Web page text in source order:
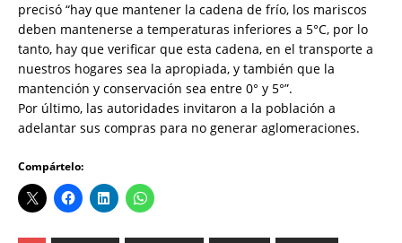
precisó “hay que mantener la cadena de frío, los mariscos
deben mantenerse a temperaturas inferiores a 5°C, por lo
tanto, hay que verificar que esta cadena, en el transporte a
nuestros hogares sea la apropiada, y también que la
mantención y conservación sea entre 0° y 5°”.
Por último, las autoridades invitaron a la población a
adelantar sus compras para no generar aglomeraciones.
Compártelo: